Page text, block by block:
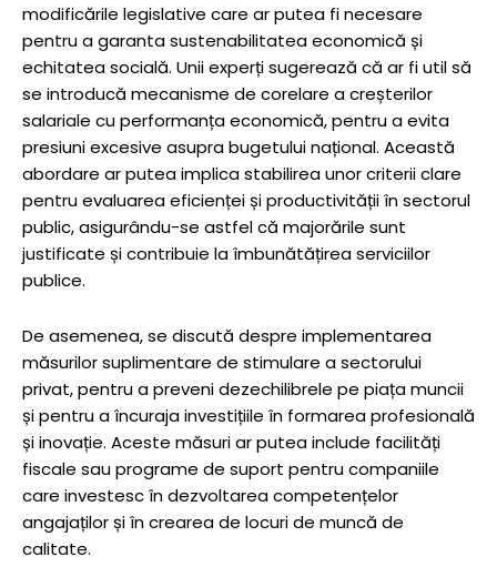
modificările legislative care ar putea fi necesare
pentru a garanta sustenabilitatea economică și
echitatea socială. Unii experți sugerează că ar fi util să
se introducă mecanisme de corelare a creșterilor
salariale cu performanța economică, pentru a evita
presiuni excesive asupra bugetului național. Această
abordare ar putea implica stabilirea unor criterii clare
pentru evaluarea eficienței și productivității în sectorul
public, asigurându-se astfel că majorările sunt
justificate și contribuie la îmbunătățirea serviciilor
publice.
De asemenea, se discută despre implementarea
măsurilor suplimentare de stimulare a sectorului
privat, pentru a preveni dezechilibrele pe piața muncii
și pentru a încuraja investițiile în formarea profesională
și inovație. Aceste măsuri ar putea include facilități
fiscale sau programe de suport pentru companiile
care investesc în dezvoltarea competențelor
angajaților și în crearea de locuri de muncă de
calitate.